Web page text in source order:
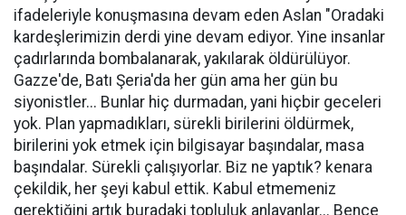
ifadeleriyle konuşmasına devam eden Aslan "Oradaki
kardeşlerimizin derdi yine devam ediyor. Yine insanlar
çadırlarında bombalanarak, yakılarak öldürülüyor.
Gazze'de, Batı Şeria'da her gün ama her gün bu
siyonistler... Bunlar hiç durmadan, yani hiçbir geceleri
yok. Plan yapmadıkları, sürekli birilerini öldürmek,
birilerini yok etmek için bilgisayar başındalar, masa
başındalar. Sürekli çalışıyorlar. Biz ne yaptık? kenara
çekildik, her şeyi kabul ettik. Kabul etmemeniz
gerektiğini artık buradaki topluluk anlayanlar... Bence